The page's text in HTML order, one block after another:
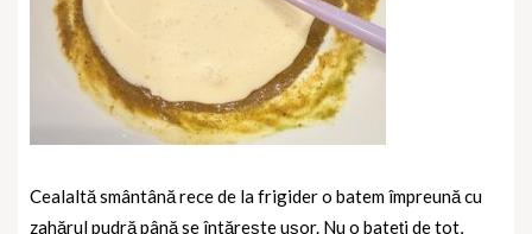
Cealaltă smântână rece de la frigider o batem împreună cu
zahărul pudră până se întărește ușor. Nu o bateți de tot,